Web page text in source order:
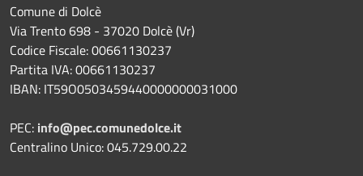
Comune di Dolcè
Via Trento 698 - 37020 Dolcè (Vr)
Codice Fiscale: 00661130237
Partita IVA: 00661130237
IBAN: IT59O0503459440000000031000
PEC: info@pec.comunedolce.it
Centralino Unico: 045.729.00.22